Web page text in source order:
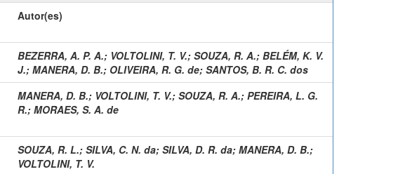
Autor(es)
BEZERRA, A. P. A.; VOLTOLINI, T. V.; SOUZA, R. A.; BELÉM, K. V.
J.; MANERA, D. B.; OLIVEIRA, R. G. de; SANTOS, B. R. C. dos
MANERA, D. B.; VOLTOLINI, T. V.; SOUZA, R. A.; PEREIRA, L. G.
R.; MORAES, S. A. de
SOUZA, R. L.; SILVA, C. N. da; SILVA, D. R. da; MANERA, D. B.;
VOLTOLINI, T. V.